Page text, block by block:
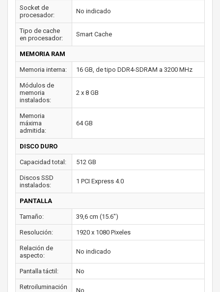
Socket de
procesador:
No indicado
Tipo de cache
en procesador:
Smart Cache
MEMORIA RAM
Memoria interna: 16 GB, de tipo DDR4-SDRAM a 3200 MHz
Módulos de
memoria
instalados:
2 x 8 GB
Memoria
máxima
admitida:
64 GB
DISCO DURO
Capacidad total: 512 GB
Discos SSD
instalados:
1 PCI Express 4.0
PANTALLA
Tamaño: 39,6 cm (15.6")
Resolución: 1920 x 1080 Pixeles
Relación de
aspecto:
No indicado
Pantalla táctil: No
Retroiluminación
No